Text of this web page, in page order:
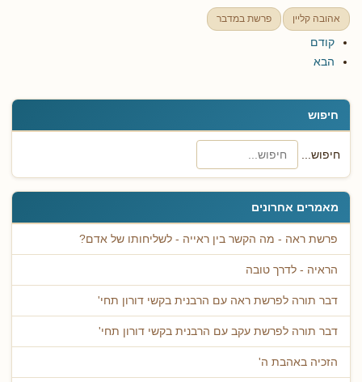
חיפוש
חיפוש...
מאמרים אחרונים
פרשת ראה - מה הקשר בין ראייה - לשליחותו של אדם?
הראיה - לדרך טובה
דבר תורה לפרשת ראה עם הרבנית בקשי דורון תחי'
דבר תורה לפרשת עקב עם הרבנית בקשי דורון תחי'
הזכיה באהבת ה'
אהובה קליין פרשת במדבר
קודם
הבא